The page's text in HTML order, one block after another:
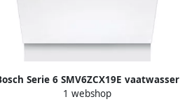
Serie 6 SMV6ZCX19E vaatwasser
Volledig ingebouwd 14 couverts C
1 webshop